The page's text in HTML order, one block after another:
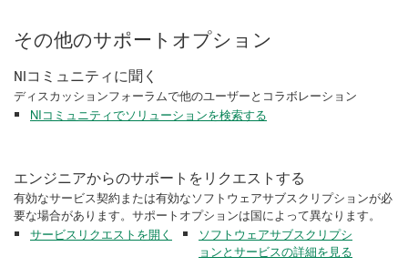
その他のサポートオプション
NIコミュニティに聞く
ディスカッションフォーラムで他のユーザーとコラボレーション
NIコミュニティでソリューションを検索する
エンジニアからのサポートをリクエストする
有効なサービス契約または有効なソフトウェアサブスクリプションが必
要な場合があります。サポートオプションは国によって異なります。
サービスリクエストを開く
ソフトウェアサブスクリプシ
ョンとサービスの詳細を見る